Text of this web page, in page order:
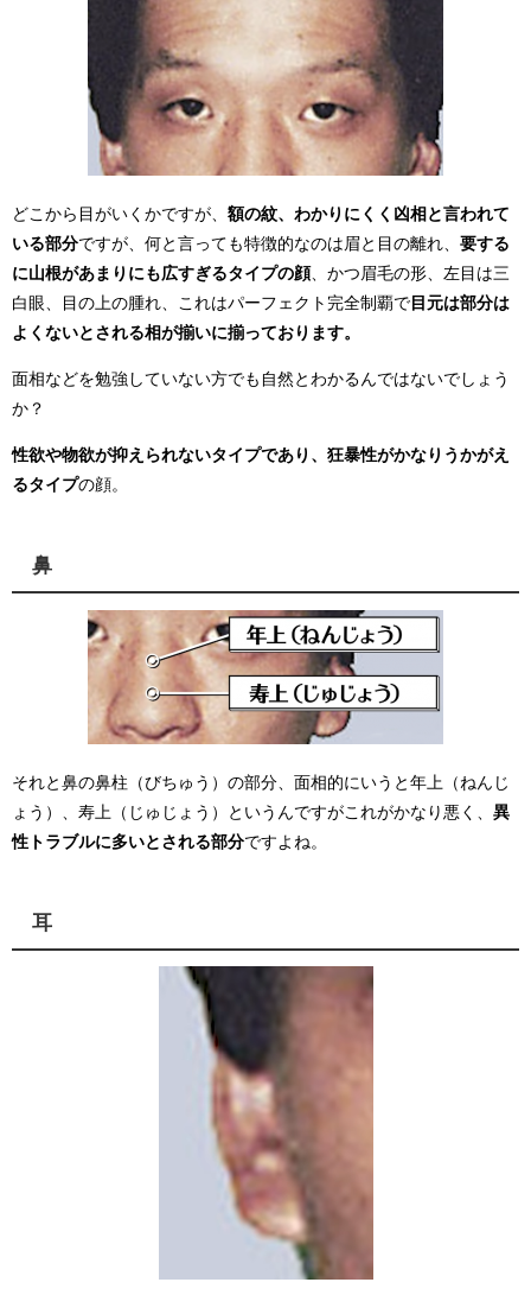
どこから目がいくかですが、 額の紋、わかりにくく凶相と言われて
いる部分ですが、何と言っても特徴的なのは眉と目の離れ、 要する
に山根があまりにも広すぎるタイプの顔 、かつ眉毛の形、左目は三
白眼、目の上の腫れ、これはパーフェクト完全制覇で 目元は部分は
よくないとされる相が揃いに揃っております。
面相などを勉強していない方でも自然とわかるんではないでしょう
か？
性欲や物欲が抑えられないタイプであり、狂暴性がかなりうかがえ
るタイプの顔。
鼻
それと鼻の鼻柱（びちゅう）の部分、面相的にいうと年上（ねんじ
ょう）、寿上（じゅじょう）というんですがこれがかなり悪く、 異
性トラブルに多いとされる部分ですよね。
耳